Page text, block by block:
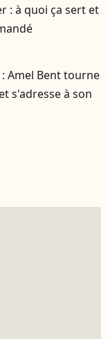
: à quoi ça sert et
Amel Bent tourne
s'adresse à son